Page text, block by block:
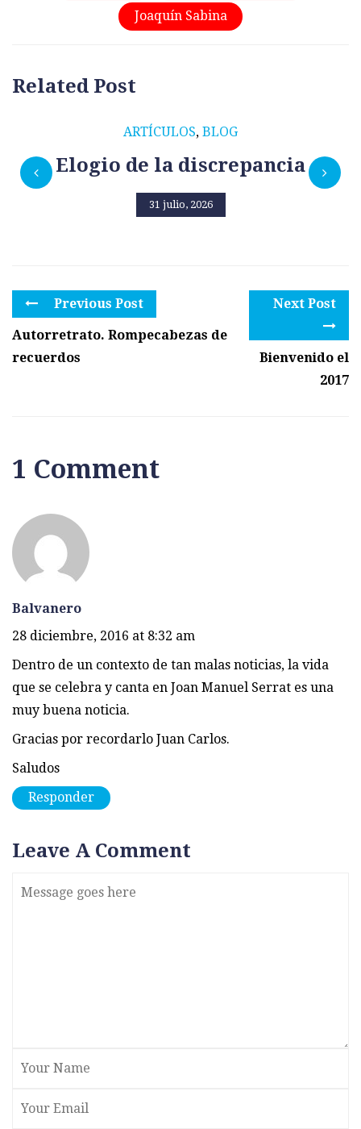
Joaquín Sabina
Related Post
ARTÍCULOS, BLOG
Elogio de la discrepancia
31 julio, 2026
Previous Post
Autorretrato. Rompecabezas de
recuerdos
Next Post
Bienvenido el
2017
1 Comment
Balvanero
28 diciembre, 2016 at 8:32 am
Dentro de un contexto de tan malas noticias, la vida
que se celebra y canta en Joan Manuel Serrat es una
muy buena noticia.
Gracias por recordarlo Juan Carlos.
Saludos
Responder
Leave A Comment